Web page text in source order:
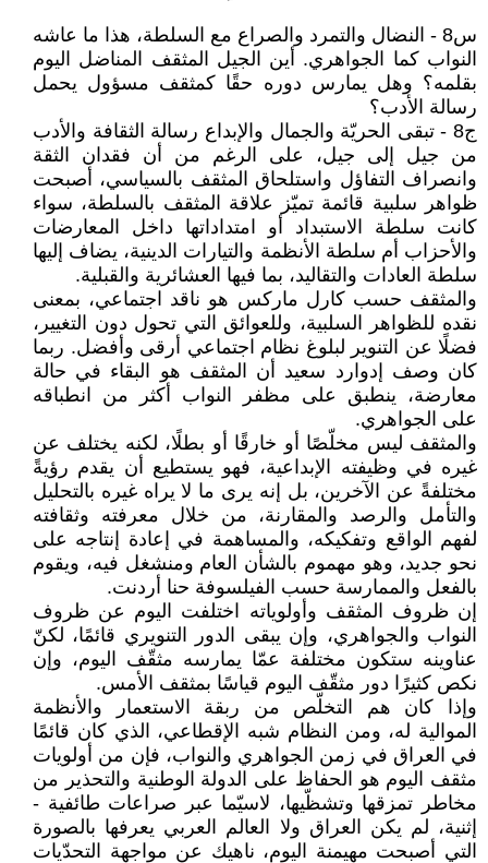
س8 - النضال والتمرد والصراع مع السلطة، هذا ما عاشه
النواب كما الجواهري. أين الجيل المثقف المناضل اليوم
بقلمه؟ وهل يمارس دوره حقًا كمثقف مسؤول يحمل
رسالة الأدب؟
ج8 - تبقى الحريّة والجمال والإبداع رسالة الثقافة والأدب
من جيل إلى جيل، على الرغم من أن فقدان الثقة
وانصراف التفاؤل واستلحاق المثقف بالسياسي، أصبحت
ظواهر سلبية قائمة تميّز علاقة المثقف بالسلطة، سواء
كانت سلطة الاستبداد أو امتداداتها داخل المعارضات
والأحزاب أم سلطة الأنظمة والتيارات الدينية، يضاف إليها
سلطة العادات والتقاليد، بما فيها العشائرية والقبلية.
والمثقف حسب كارل ماركس هو ناقد اجتماعي، بمعنى
نقده للظواهر السلبية، وللعوائق التي تحول دون التغيير،
فضلًا عن التنوير لبلوغ نظام اجتماعي أرقى وأفضل. ربما
كان وصف إدوارد سعيد أن المثقف هو البقاء في حالة
معارضة، ينطبق على مظفر النواب أكثر من انطباقه
على الجواهري.
والمثقف ليس مخلّصًا أو خارقًا أو بطلًا، لكنه يختلف عن
غيره في وظيفته الإبداعية، فهو يستطيع أن يقدم رؤيةً
مختلفةً عن الآخرين، بل إنه يرى ما لا يراه غيره بالتحليل
والتأمل والرصد والمقارنة، من خلال معرفته وثقافته
لفهم الواقع وتفكيكه، والمساهمة في إعادة إنتاجه على
نحو جديد، وهو مهموم بالشأن العام ومنشغل فيه، ويقوم
بالفعل والممارسة حسب الفيلسوفة حنا أردنت.
إن ظروف المثقف وأولوياته اختلفت اليوم عن ظروف
النواب والجواهري، وإن يبقى الدور التنويري قائمًا، لكنّ
عناوينه ستكون مختلفة عمّا يمارسه مثقّف اليوم، وإن
نكص كثيرًا دور مثقّف اليوم قياسًا بمثقف الأمس.
وإذا كان هم التخلّص من ربقة الاستعمار والأنظمة
الموالية له، ومن النظام شبه الإقطاعي، الذي كان قائمًا
في العراق في زمن الجواهري والنواب، فإن من أولويات
مثقف اليوم هو الحفاظ على الدولة الوطنية والتحذير من
مخاطر تمزقها وتشظّيها، لاسيّما عبر صراعات طائفية -
إثنية، لم يكن العراق ولا العالم العربي يعرفها بالصورة
التي أصبحت مهيمنة اليوم، ناهيك عن مواجهة التحدّيات